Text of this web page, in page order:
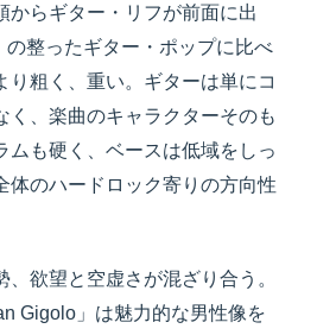
からギター・リフが前面に出
の整ったギター・ポップに比べ
り粗く、重い。ギターは単にコ
く、楽曲のキャラクターそのも
ムも硬く、ベースは低域をしっ
体のハードロック寄りの方向性
欲望と空虚さが混ざり合う。
Gigolo」は魅力的な男性像を